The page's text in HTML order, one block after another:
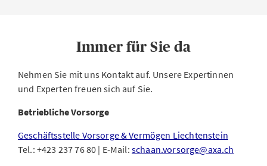
Immer für Sie da
Nehmen Sie mit uns Kontakt auf. Unsere Expertinnen
und Experten freuen sich auf Sie.
Betriebliche Vorsorge
Geschäftsstelle Vorsorge & Vermögen Liechtenstein
Tel.: +423 237 76 80 | E-Mail: schaan.vorsorge@axa.ch